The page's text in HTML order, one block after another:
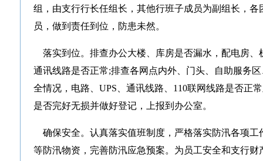
组，由支行行长任组长，其他行班子成员为副组长，
员，做到责任到位，防患未然。
落实到位。排查办公大楼、库房是否漏水，配电房、
通讯线路是否正常;排查各网点内外、门头、自助服务
全情况，电路、UPS、通讯线路、110联网线路是否正
是否完好无损并做好登记，上报到办公室。
确保安全。认真落实值班制度，严格落实防汛各项工
等防汛物资，完善防汛应急预案。为员工安全和支行